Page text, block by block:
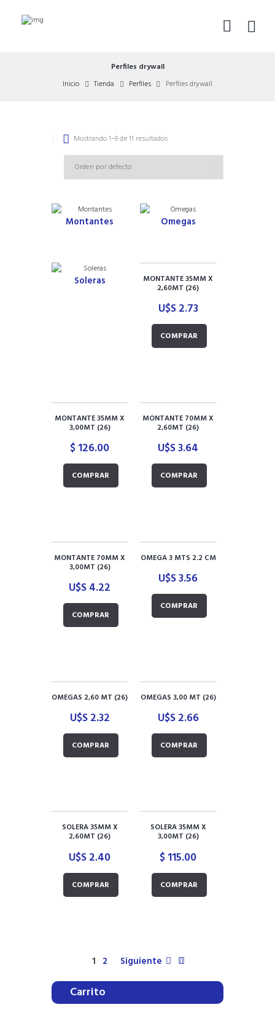
Perfiles drywall
Inicio
Tienda Perfiles Perfiles drywall
Mostrando 1–9 de 11 resultados
Montantes Omegas
Soleras MONTANTE 35MM X
2,60MT (26)
U$S2.73
COMPRAR
MONTANTE 35MM X
3,00MT (26)
$126.00
COMPRAR
MONTANTE 70MM X
2,60MT (26)
U$S3.64
COMPRAR
MONTANTE 70MM X
3,00MT (26)
U$S4.22
COMPRAR
OMEGA 3 MTS 2.2 CM
U$S3.56
COMPRAR
OMEGAS 2,60 MT (26)
U$S2.32
COMPRAR
OMEGAS 3,00 MT (26)
U$S2.66
COMPRAR
SOLERA 35MM X
2,60MT (26)
U$S2.40
COMPRAR
SOLERA 35MM X
3,00MT (26)
$115.00
COMPRAR
1 2 Siguiente
Carrito